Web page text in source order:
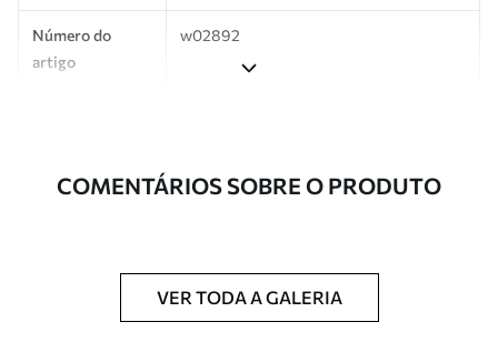
Número do
artigo
w02892
Adicionalmente
Disponível com revestimento de verniz
esponja macia. Murais de parede com
revestimento de verniz podem ser limpos
COMENTÁRIOS SOBRE O PRODUTO
VER TODA A GALERIA